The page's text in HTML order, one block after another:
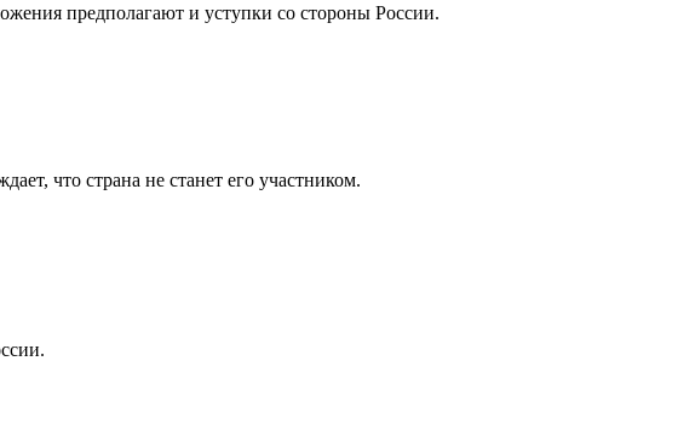
предполагают и уступки со стороны России.
что страна не станет его участником.